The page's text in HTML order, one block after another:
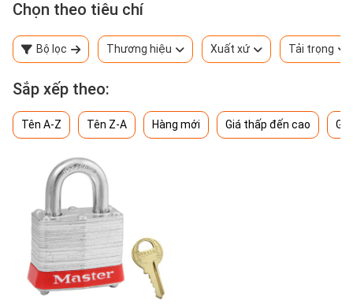
Chọn theo tiêu chí
Bộ lọc Thương hiệu Xuất xứ Tải trọng
Sắp xếp theo:
Tên A-Z Tên Z-A Hàng mới Giá thấp đến cao